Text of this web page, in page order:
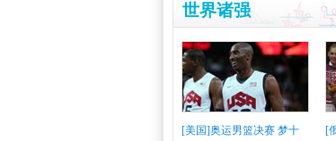
世界诸强
[美国]奥运男篮决赛 梦十
[